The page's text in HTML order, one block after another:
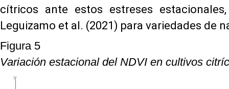
cítricos ante estos estreses
Leguizamo et al. (2021) para variedades de
Figura 5
Variación estacional del NDVI en cultivos